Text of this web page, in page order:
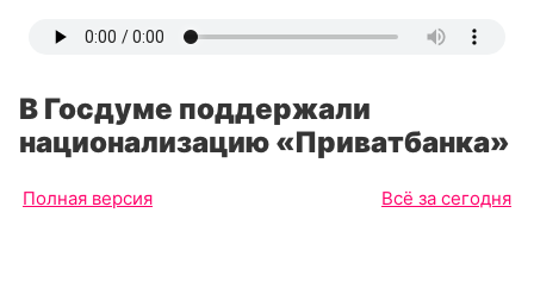
В Госдуме поддержали
национализацию «Приватбанка»
Полная версия Всё за сегодня